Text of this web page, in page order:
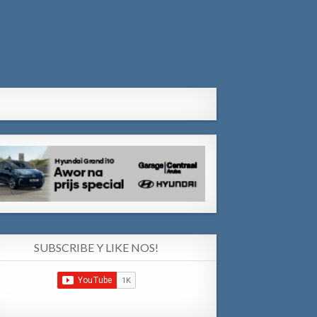
SUBSCRIBE Y LIKE NOS!